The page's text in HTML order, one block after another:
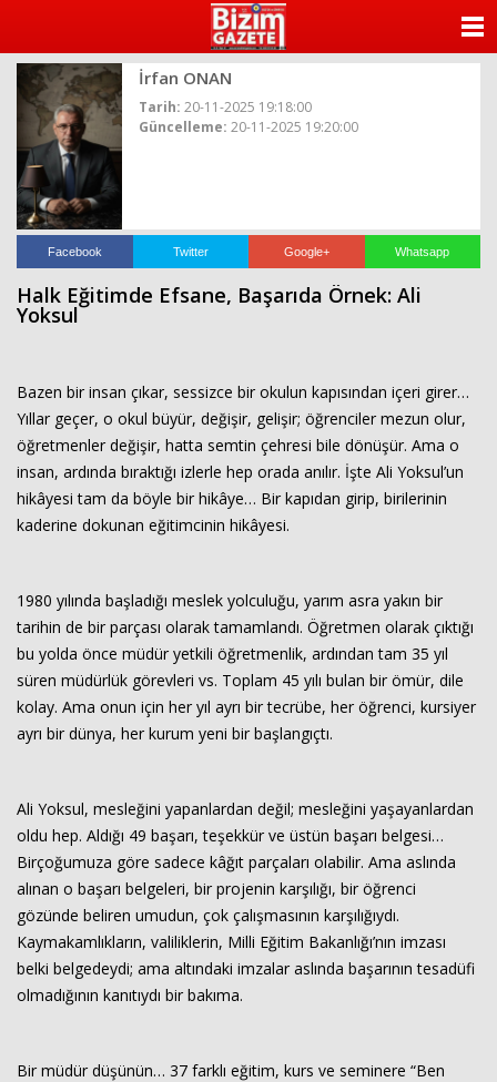
İrfan ONAN
Tarih: 20-11-2025 19:18:00
Güncelleme: 20-11-2025 19:20:00
Facebook Twitter Google+ Whatsapp
Halk Eğitimde Efsane, Başarıda Örnek: Ali
Yoksul
Bazen bir insan çıkar, sessizce bir okulun kapısından içeri girer…
Yıllar geçer, o okul büyür, değişir, gelişir; öğrenciler mezun olur,
öğretmenler değişir, hatta semtin çehresi bile dönüşür. Ama o
insan, ardında bıraktığı izlerle hep orada anılır. İşte Ali Yoksul’un
hikâyesi tam da böyle bir hikâye… Bir kapıdan girip, birilerinin
kaderine dokunan eğitimcinin hikâyesi.
1980 yılında başladığı meslek yolculuğu, yarım asra yakın bir
tarihin de bir parçası olarak tamamlandı. Öğretmen olarak çıktığı
bu yolda önce müdür yetkili öğretmenlik, ardından tam 35 yıl
süren müdürlük görevleri vs. Toplam 45 yılı bulan bir ömür, dile
kolay. Ama onun için her yıl ayrı bir tecrübe, her öğrenci, kursiyer
ayrı bir dünya, her kurum yeni bir başlangıçtı.
Ali Yoksul, mesleğini yapanlardan değil; mesleğini yaşayanlardan
oldu hep. Aldığı 49 başarı, teşekkür ve üstün başarı belgesi…
Birçoğumuza göre sadece kâğıt parçaları olabilir. Ama aslında
alınan o başarı belgeleri, bir projenin karşılığı, bir öğrenci
gözünde beliren umudun, çok çalışmasının karşılığıydı.
Kaymakamlıkların, valiliklerin, Milli Eğitim Bakanlığı’nın imzası
belki belgedeydi; ama altındaki imzalar aslında başarının tesadüfi
olmadığının kanıtıydı bir bakıma.
Bir müdür düşünün… 37 farklı eğitim, kurs ve seminere “Ben
YAZARLAR
VİDEO GALERİ